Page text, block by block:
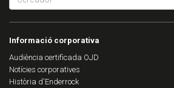
Informació corporativa
Audiència certificada OJD
Notícies corporatives
Història d'Enderrock